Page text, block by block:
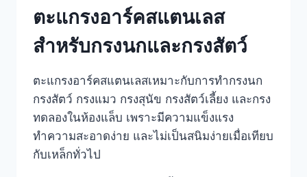
ตะแกรงอาร์คสแตนเลส
สำหรับกรงนกและกรงสัตว์
ตะแกรงอาร์คสแตนเลสเหมาะกับการทำกรงนก
กรงสัตว์ กรงแมว กรงสุนัข กรงสัตว์เลี้ยง และกรง
ทดลองในห้องแล็บ เพราะมีความแข็งแรง
ทำความสะอาดง่าย และไม่เป็นสนิมง่ายเมื่อเทียบ
กับเหล็กทั่วไป